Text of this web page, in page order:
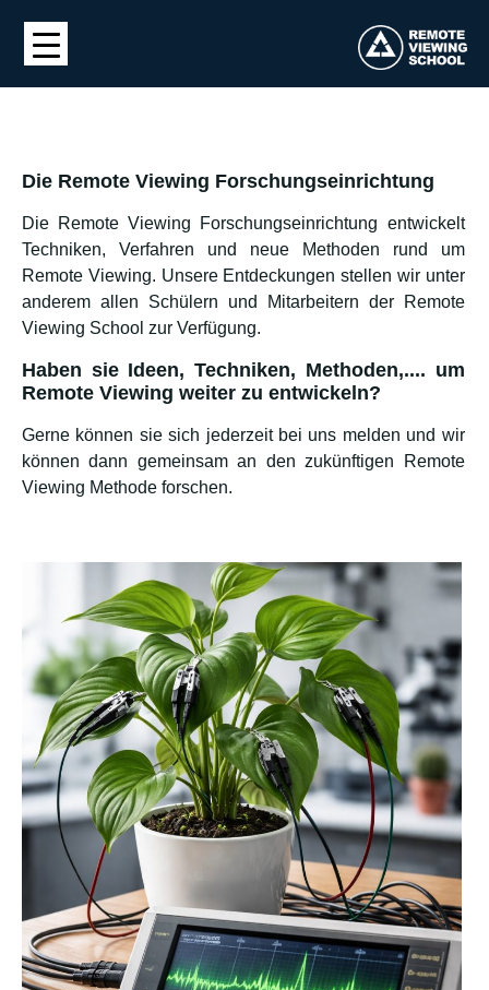
Die Remote Viewing Forschungseinrichtung
Die Remote Viewing Forschungseinrichtung entwickelt
Techniken, Verfahren und neue Methoden rund um
Remote Viewing. Unsere Entdeckungen stellen wir unter
anderem allen Schülern und Mitarbeitern der Remote
Viewing School zur Verfügung.
Haben sie Ideen, Techniken, Methoden,.... um
Remote Viewing weiter zu entwickeln?
Gerne können sie sich jederzeit bei uns melden und wir
können dann gemeinsam an den zukünftigen Remote
Viewing Methode forschen.